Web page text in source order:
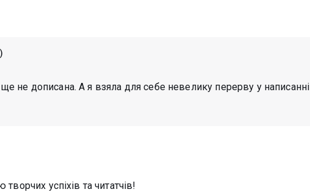
не дописана. А я взяла для себе невелику перерву у написанні
успіхів та читатчів!